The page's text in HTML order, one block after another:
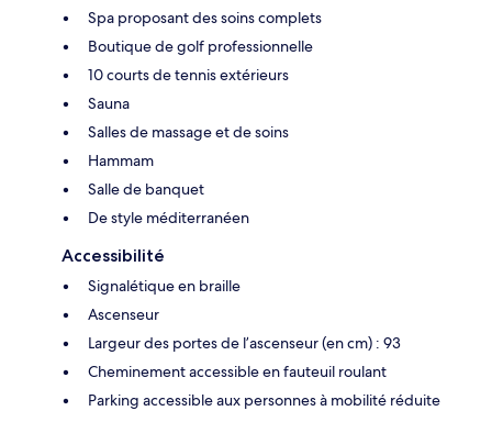
Spa proposant des soins complets
Boutique de golf professionnelle
10 courts de tennis extérieurs
Sauna
Salles de massage et de soins
Hammam
Salle de banquet
De style méditerranéen
Accessibilité
Signalétique en braille
Ascenseur
Largeur des portes de l’ascenseur (en cm) : 93
Cheminement accessible en fauteuil roulant
Parking accessible aux personnes à mobilité réduite